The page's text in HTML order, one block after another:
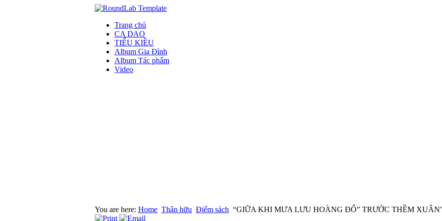
Trang chủ
CA DAO
TIỂU KIỀU
Album Gia Đình
Album Tác phẩm
Video
You are here: Home Thân hữu Điểm sách “GIỮA KHI MƯA LƯU HOÀNG ĐỔ” TRƯỚC THỀM